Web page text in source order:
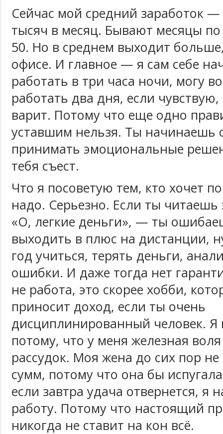
Сейчас мой средний заработок —
тысяч в месяц. Бывают месяцы
50. Но в среднем выходит
офисе. И главное — я сам себе
работать в три часа ночи, могу
работать два дня, если
варит. Потому что еще одно
уставшим нельзя. Ты начинаешь
принимать эмоциональные
тебя съест.
Что я посоветую тем, кто хочет
надо. Серьезно. Если ты
«О, легкие деньги», — ты
выходить в плюс на дистанции,
год учиться, терять деньги,
ошибки. И даже тогда нет
не работа, это скорее хобби,
приносит доход, если ты очень
дисциплинированный человек. Я
потому, что у меня железная
рассудок. Моя жена до сих пор
сумм, потому что она бы
если завтра удача отвернется, я
работу. Потому что настоящий
никогда не ставит на кон всё.